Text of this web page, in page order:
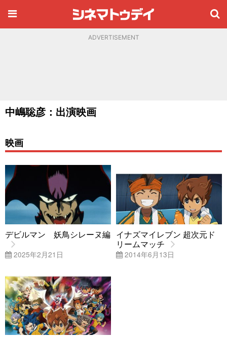
ADVERTISEMENT
中嶋聡彦：出演映画
映画
デビルマン 妖鳥シレーヌ編
2025年2月21日
イナズマイレブン 超次元ド
リームマッチ
2014年6月13日